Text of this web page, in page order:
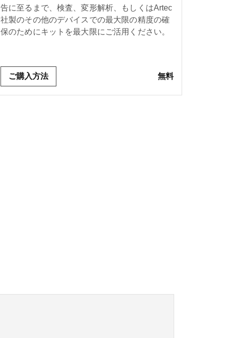
告に至るまで、検査、変形解析、もしくはArtec
社製のその他のデバイスでの最大限の精度の確
保のためにキットを最大限にご活用ください。
ご購入方法 無料